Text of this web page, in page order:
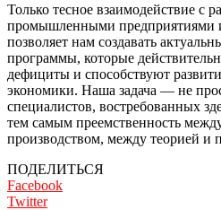
Только тесное взаимодействие с
промышленными предприятиями
позволяет нам создавать
программы, которые
дефициты и способствуют
экономики. Наша задача — не
специалистов, востребованных
тем самым преемственность
производством, между теорией и
ПОДЕЛИТЬСЯ
Facebook
Twitter